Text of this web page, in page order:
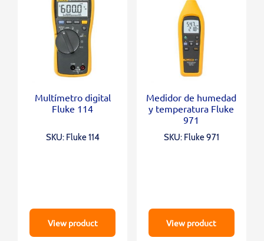
Multímetro digital
Fluke 114
SKU: Fluke 114
View product
Medidor de humedad
y temperatura Fluke
971
SKU: Fluke 971
View product